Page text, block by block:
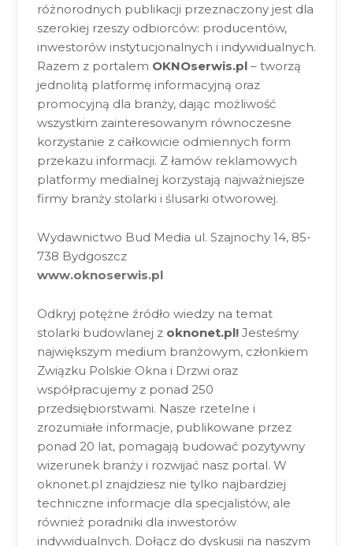
różnorodnych publikacji przeznaczony jest dla
szerokiej rzeszy odbiorców: producentów,
inwestorów instytucjonalnych i indywidualnych.
Razem z portalem OKNOserwis.pl – tworzą
jednolitą platformę informacyjną oraz
promocyjną dla branży, dając możliwość
wszystkim zainteresowanym równoczesne
korzystanie z całkowicie odmiennych form
przekazu informacji. Z łamów reklamowych
platformy medialnej korzystają najważniejsze
firmy branży stolarki i ślusarki otworowej.
Wydawnictwo Bud Media ul. Szajnochy 14, 85-
738 Bydgoszcz
www.oknoserwis.pl
Odkryj potężne źródło wiedzy na temat
stolarki budowlanej z oknonet.pl! Jesteśmy
największym medium branżowym, członkiem
Związku Polskie Okna i Drzwi oraz
współpracujemy z ponad 250
przedsiębiorstwami. Nasze rzetelne i
zrozumiałe informacje, publikowane przez
ponad 20 lat, pomagają budować pozytywny
wizerunek branży i rozwijać nasz portal. W
oknonet.pl znajdziesz nie tylko najbardziej
techniczne informacje dla specjalistów, ale
również poradniki dla inwestorów
indywidualnych. Dołącz do dyskusji na naszym